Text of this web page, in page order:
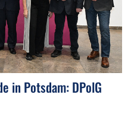
in Potsdam: DPolG